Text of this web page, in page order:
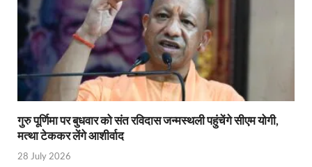
Pateshvari Mata Darshan: मुख्यमंत्री ने किए मां
She Leads Bharat: अंतर्राष्ट्रीय महिला दिवस 2026 के
Sabka Sath Sabka Vikas: प्रधानमंत्री नरेन्द्र मोदी 9
Holi Mahotsava: CM धामी ने कलश संगीत द्वारा
Chhattisgarh Budget 2026-27: बस्तर के विकास का
गुरु पूर्णिमा पर बुधवार को संत रविदास जन्मस्थली पहुंचेंगे सीएम योगी,
मत्था टेककर लेंगे आशीर्वाद
28 July 2026